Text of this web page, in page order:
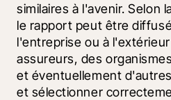
similaires à l'avenir. Selon
le rapport peut être
l'entreprise ou à
assureurs, des
et éventuellement
et sélectionner